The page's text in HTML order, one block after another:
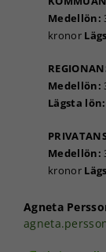
Medellön:
kronor
Medellön:
Lägsta lön:
Medellön:
kronor
Agneta